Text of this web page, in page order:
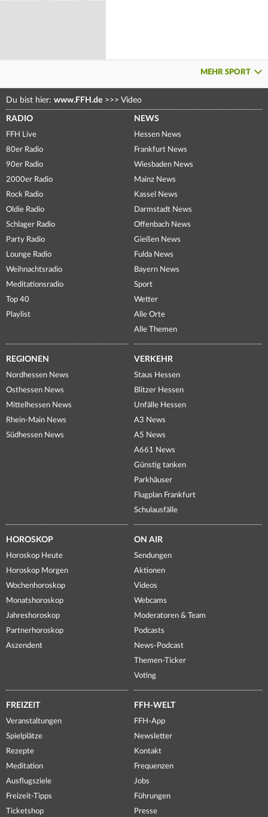
MEHR SPORT
Du bist hier: www.FFH.de >>> Video
RADIO
FFH Live
80er Radio
90er Radio
2000er Radio
Rock Radio
Oldie Radio
Schlager Radio
Party Radio
Lounge Radio
Weihnachtsradio
Meditationsradio
Top 40
Playlist
NEWS
Hessen News
Frankfurt News
Wiesbaden News
Mainz News
Kassel News
Darmstadt News
Offenbach News
Gießen News
Fulda News
Bayern News
Sport
Wetter
Alle Orte
Alle Themen
REGIONEN
Nordhessen News
Osthessen News
Mittelhessen News
Rhein-Main News
Südhessen News
VERKEHR
Staus Hessen
Blitzer Hessen
Unfälle Hessen
A3 News
A5 News
A661 News
Günstig tanken
Parkhäuser
Flugplan Frankfurt
Schulausfälle
HOROSKOP
Horoskop Heute
Horoskop Morgen
Wochenhoroskop
Monatshoroskop
Jahreshoroskop
Partnerhoroskop
Aszendent
ON AIR
Sendungen
Aktionen
Videos
Webcams
Moderatoren & Team
Podcasts
News-Podcast
Themen-Ticker
Voting
FREIZEIT
Veranstaltungen
Spielplätze
Rezepte
Meditation
Ausflugsziele
Freizeit-Tipps
Ticketshop
FFH-WELT
FFH-App
Newsletter
Kontakt
Frequenzen
Jobs
Führungen
Presse